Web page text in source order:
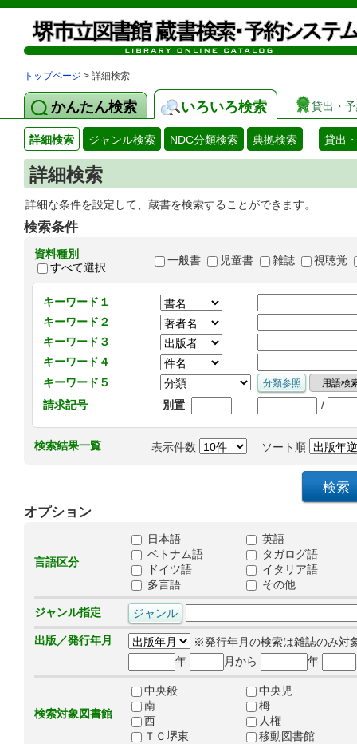
トップページ > 詳細検索
かんたん検索 いろいろ検索 貸出・
詳細検索 ジャンル検索 NDC分類検索 典拠検索 貸出
詳細検索
詳細な条件を設定して、蔵書を検索することができます。
検索条件
資料種別
すべて選択
一般書 児童書 雑誌 視聴覚
キーワード１
キーワード２
キーワード３
キーワード４
キーワード５
請求記号
別置 /
検索結果一覧 表示件数 ソート順
オプション
言語区分
日本語
英語
ベトナム語
タガログ語
ドイツ語
イタリア語
多言語
その他
ジャンル指定
出版／発行年月
※発行年月の検索は雑誌のみ対
年
月から 年
検索対象図書館
中央般
中央児
南
栂
西
人権
ＴＣ堺東
移動図書館